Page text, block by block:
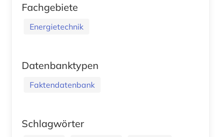
Fachgebiete
Energietechnik
Datenbanktypen
Faktendatenbank
Schlagwörter